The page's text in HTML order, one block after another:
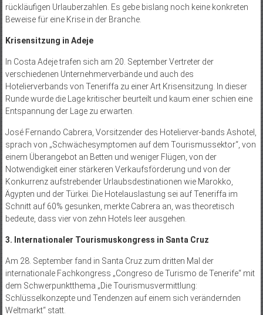
rückläufigen Urlauberzahlen. Es gebe bislang noch keine konkreten
Beweise für eine Krise in der Branche.
Krisensitzung in Adeje
In Costa Adeje trafen sich am 20. September Vertreter der
verschiedenen Unternehmerverbände und auch des
Hotelierverbands von Teneriffa zu einer Art Krisensitzung. In dieser
Runde wurde die Lage kritischer beurteilt und kaum einer schien eine
Entspannung der Lage zu erwarten.
José Fernando Cabrera, Vorsitzender des Hotelierver-bands Ashotel,
sprach von „Schwächesymptomen auf dem Tourismussektor“, von
einem Überangebot an Betten und weniger Flügen, von der
Notwendigkeit einer stärkeren Verkaufsförderung und von der
Konkurrenz aufstrebender Urlaubsdestinationen wie Marokko,
Ägypten und der Türkei. Die Hotelauslastung sei auf Teneriffa im
Schnitt auf 60% gesunken, merkte Cabrera an, was theoretisch
bedeute, dass vier von zehn Hotels leer ausgehen.
3. Internationaler Tourismuskongress in Santa Cruz
Am 28. September fand in Santa Cruz zum dritten Mal der
internationale Fachkongress „Congreso de Turismo de Tenerife“ mit
dem Schwerpunktthema „Die Tourismusvermittlung:
Schlüsselkonzepte und Tendenzen auf einem sich verändernden
Weltmarkt“ statt.